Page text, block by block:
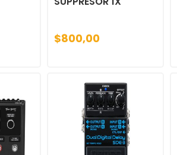
$800,00